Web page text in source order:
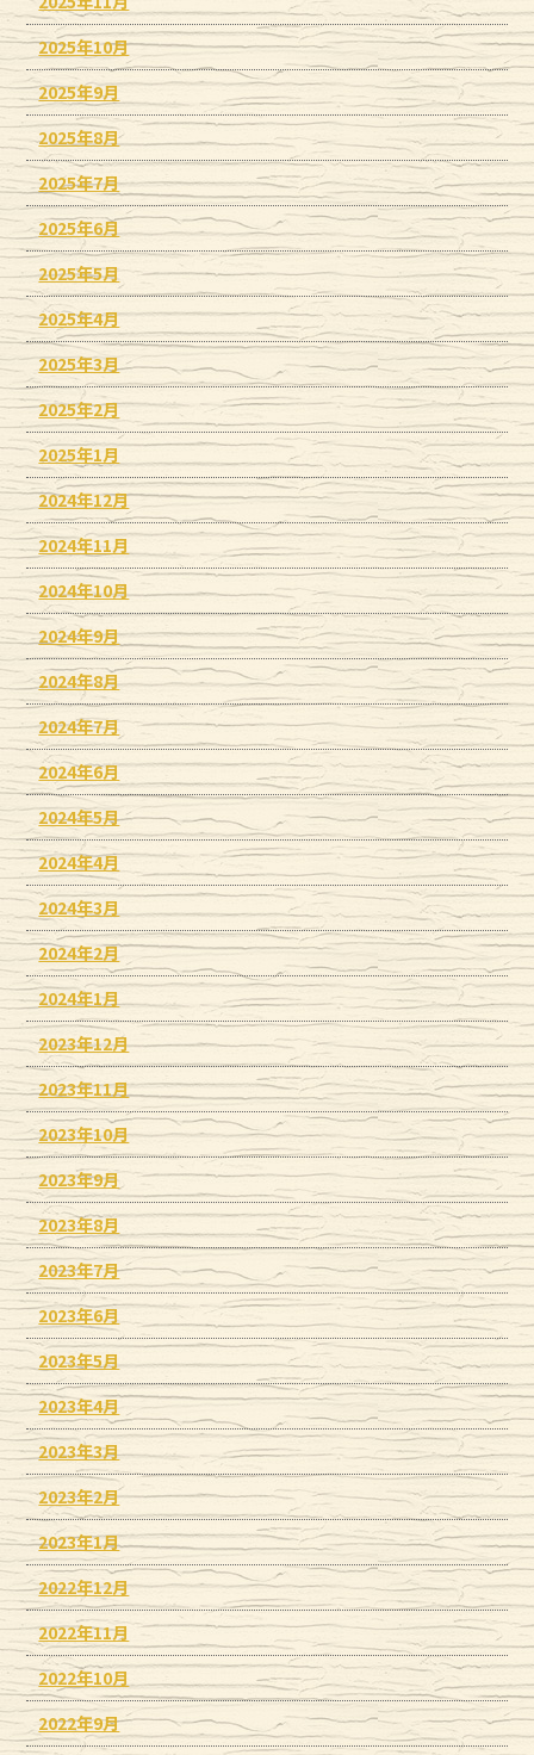
2025年10月
2025年9月
2025年8月
2025年7月
2025年6月
2025年5月
2025年4月
2025年3月
2025年2月
2025年1月
2024年12月
2024年11月
2024年10月
2024年9月
2024年8月
2024年7月
2024年6月
2024年5月
2024年4月
2024年3月
2024年2月
2024年1月
2023年12月
2023年11月
2023年10月
2023年9月
2023年8月
2023年7月
2023年6月
2023年5月
2023年4月
2023年3月
2023年2月
2023年1月
2022年12月
2022年11月
2022年10月
2022年9月